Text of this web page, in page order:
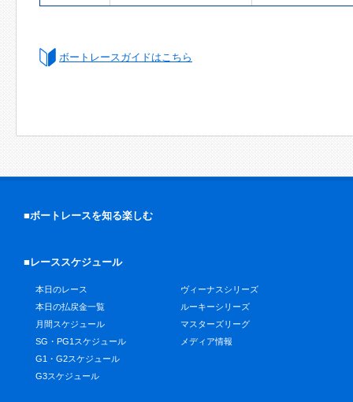
ボートレースガイドはこちら
■ボートレースを知る楽しむ
■レーススケジュール
本日のレース
本日の払戻金一覧
月間スケジュール
SG・PG1スケジュール
G1・G2スケジュール
G3スケジュール
ヴィーナスシリーズ
ルーキーシリーズ
マスターズリーグ
メディア情報